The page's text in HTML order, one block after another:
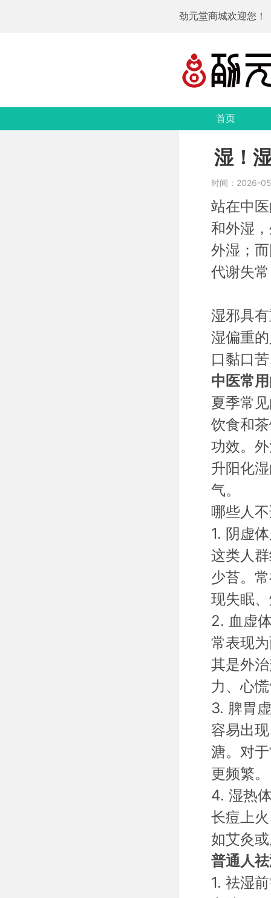
劲元堂商城欢迎您！
首页
湿！
时间：2026-
站在中
和外湿
外湿；
代谢失
湿邪具
湿偏重
口黏口
中医常
夏季常
饮食和
功效。
升阳化
气。
哪些人
1. 阴虚
这类人
少苔。
现失眠
2. 血虚
常表现
其是外
力、心
3. 脾胃
容易出
溏。对
更频繁。
4. 湿热
长痘上
如艾灸
普通人
1. 祛湿